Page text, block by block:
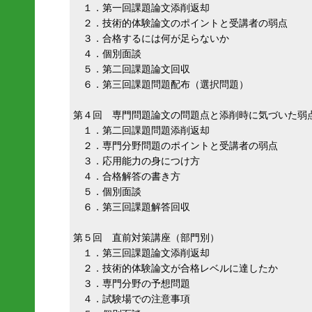
１．第一回課題論文添削返却
２．技術的体験論文のポイントと受講者の弱点
３．合格するには何が足らないか
４．個別面談
５．第二回課題論文回収
６．第三回課題問題配布（選択問題）
第４回 専門問題論文の問題点と添削時に気づいた弱
１．第二回課題問題添削返却
２．専門分野問題のポイントと受講者の弱点
３．応用能力の身につけ方
４．合格解答の書き方
５．個別面談
６．第三回課題解答回収
第５回 直前対策講座（部門別）
１．第三回課題論文添削返却
２．技術的体験論文が合格レベルに達したか
３．専門分野の予想問題
４．試験場での注意事項